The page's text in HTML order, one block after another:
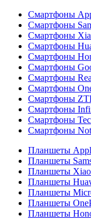
Смартфоны
Смартфоны
Смартфоны
Смартфоны
Смартфоны
Смартфоны
Смартфоны
Смартфоны
Смартфоны
Смартфоны
Смартфоны
Смартфоны
Планшеты
Планшеты
Планшеты
Планшеты
Планшеты
Планшеты
Планшеты